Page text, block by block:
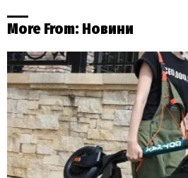
More From: Новини